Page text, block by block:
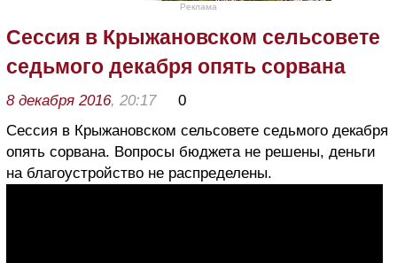
Реклама
Сессия в Крыжановском сельсовете
седьмого декабря опять сорвана
8 декабря 2016, 20:17
0
Сессия в Крыжановском сельсовете седьмого декабря
опять сорвана. Вопросы бюджета не решены, деньги
на благоустройство не распределены.